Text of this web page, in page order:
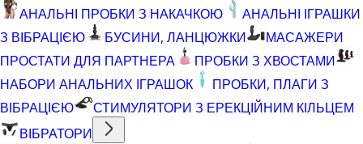
АНАЛЬНІ ПРОБКИ З НАКАЧКОЮ
АНАЛЬНІ ІГРАШКИ
З ВІБРАЦІЄЮ
БУСИНИ, ЛАНЦЮЖКИ
МАСАЖЕРИ
ПРОСТАТИ ДЛЯ ПАРТНЕРА
ПРОБКИ З ХВОСТАМИ
НАБОРИ АНАЛЬНИХ ІГРАШОК
ПРОБКИ, ПЛАГИ З
ВІБРАЦІЄЮ
СТИМУЛЯТОРИ З ЕРЕКЦІЙНИМ КІЛЬЦЕМ
ВІБРАТОРИ